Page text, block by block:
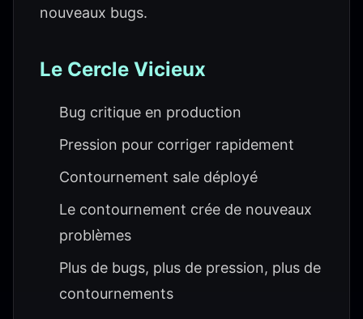
nouveaux bugs.
Le Cercle Vicieux
Bug critique en production
Pression pour corriger rapidement
Contournement sale déployé
Le contournement crée de nouveaux
problèmes
Plus de bugs, plus de pression, plus de
contournements